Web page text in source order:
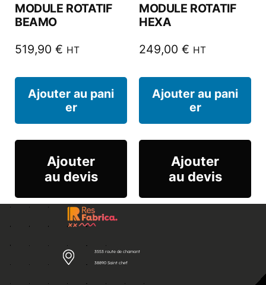
MODULE ROTATIF
BEAMO
519,90 € HT
Ajouter au pani
er
Ajouter
au devis
MODULE ROTATIF
HEXA
249,00 € HT
Ajouter au pani
er
Ajouter
au devis
3553 route de chamont
38890 Saint chef